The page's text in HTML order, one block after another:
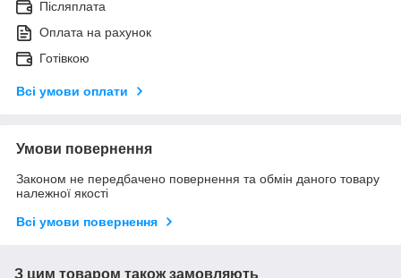
Післяплата
Оплата на рахунок
Готівкою
Всі умови оплати
Умови повернення
Законом не передбачено повернення та обмін даного товару
належної якості
Всі умови повернення
З цим товаром також замовляють